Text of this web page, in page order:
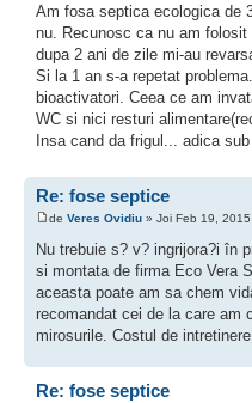
Am fosa septica ecologica de
nu. Recunosc ca nu am
dupa 2 ani de zile mi-au
Si la 1 an s-a repetat
bioactivatori. Ceea ce am
WC si nici resturi
Insa cand da frigul... adica
Re: fose septice
de Veres Ovidiu » Joi Feb 19,
Nu trebuie s? v? ingrijora?i în
si montata de firma Eco Vera
aceasta poate am sa chem
recomandat cei de la care am
mirosurile. Costul de
Re: fose septice